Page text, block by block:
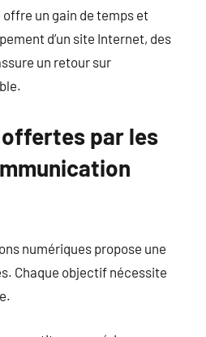
un gain de temps et
d’un site Internet, des
un retour sur
par les
numériques propose une
Chaque objectif nécessite